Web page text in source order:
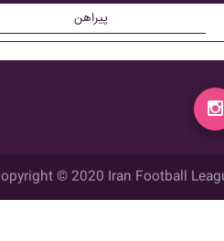
پیراهن
© 2020 Iran Football